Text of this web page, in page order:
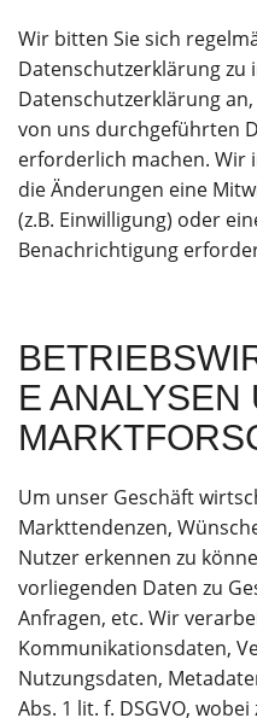
Wir bitten Sie sich
Datenschutzerklärung zu
Datenschutzerklärung
von uns durchgeführten
erforderlich machen. Wir
die Änderungen eine
(z.B. Einwilligung) oder
Benachrichtigung
E ANALYSEN
Um unser Geschäft
Markttendenzen,
Nutzer erkennen zu
vorliegenden Daten zu
Anfragen, etc. Wir
Kommunikationsdaten,
Nutzungsdaten,
Abs. 1 lit. f. DSGVO,